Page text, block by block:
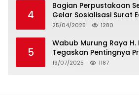
4
Bagian Perpustakaan
Gelar Sosialisasi Surat
Tentang Budaya
25/04/2025 1280
5
Wabub Murung Raya
Tegaskan Pentingnya
Penerima Manfaat
19/07/2025 1187